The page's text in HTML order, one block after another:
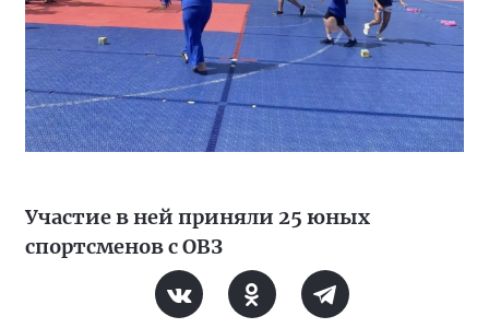
Участие в ней приняли 25 юных
спортсменов с ОВЗ